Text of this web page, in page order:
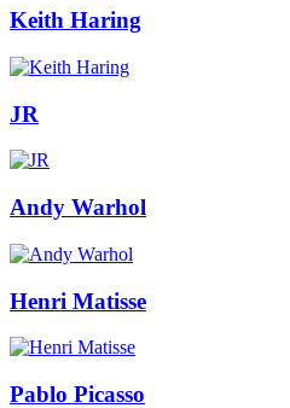
Keith Haring
JR
Andy Warhol
Henri Matisse
Pablo Picasso